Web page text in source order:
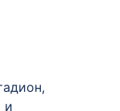
и